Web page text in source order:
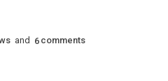
and 6 comments